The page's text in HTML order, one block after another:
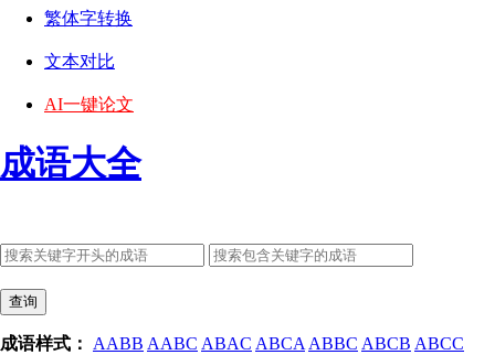
繁体字转换
文本对比
AI一键论文
成语大全
查询
成语样式： AABB AABC ABAC ABCAABBC ABCB ABCC